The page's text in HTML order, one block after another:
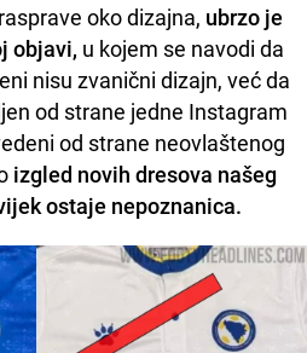
oko dizajna, ubrzo je
objavi, u kojem se navodi da
nisu zvanični dizajn, već da
od strane jedne Instagram
od strane neovlaštenog
izgled novih dresova našeg
ostaje nepoznanica.